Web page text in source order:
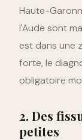
Haute-
l'Aude sont
est dans une
forte, le
obligatoire
2. Des
petites